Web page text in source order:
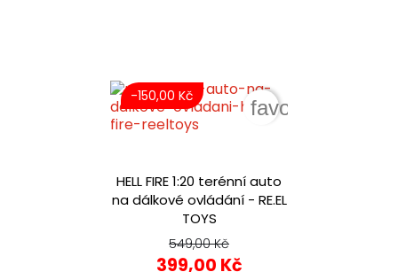
HELL FIRE 1:20 terénní auto
na dálkové ovládání - RE.EL
TOYS
549,00 Kč
399,00 Kč
-150,00 Kč
favorite_border